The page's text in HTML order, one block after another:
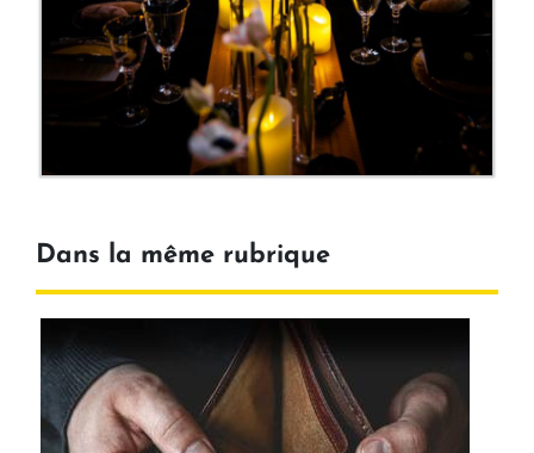
Dans la même rubrique